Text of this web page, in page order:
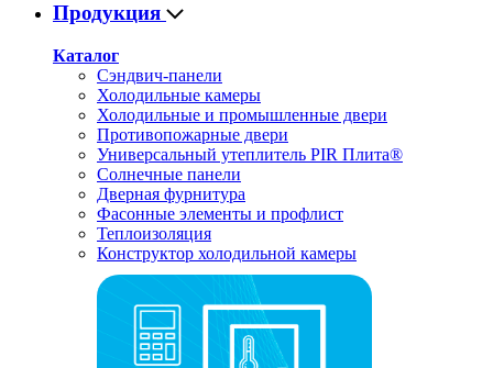
Продукция
Каталог
Сэндвич-панели
Холодильные камеры
Холодильные и промышленные двери
Противопожарные двери
Универсальный утеплитель PIR Плита®
Солнечные панели
Дверная фурнитура
Фасонные элементы и профлист
Теплоизоляция
Конструктор холодильной камеры